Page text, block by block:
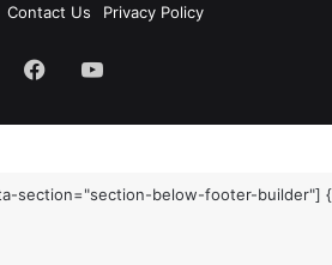
Contact Us Privacy Policy
FacebookYouTube
section="section-below-footer-builder"] {